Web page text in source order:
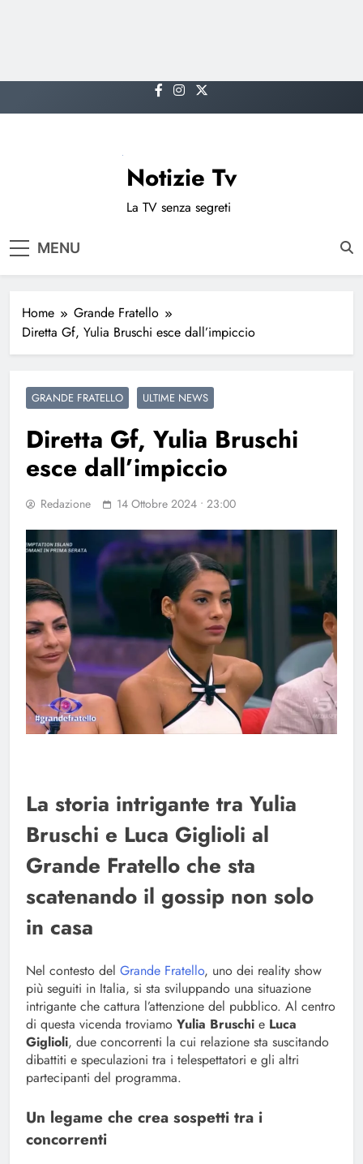
to
Notizie Tv
La TV senza segreti
MENU
Home
Grande Fratello
Diretta Gf, Yulia Bruschi esce dall’impiccio
GRANDE FRATELLO ULTIME NEWS
Diretta Gf, Yulia Bruschi
esce dall’impiccio
Redazione 14 Ottobre 2024 • 23:00
La storia intrigante tra Yulia
Bruschi e Luca Giglioli al
Grande Fratello che sta
scatenando il gossip non solo
in casa
Nel contesto del Grande Fratello, uno dei reality show
più seguiti in Italia, si sta sviluppando una situazione
intrigante che cattura l’attenzione del pubblico. Al centro
di questa vicenda troviamo Yulia Bruschi e Luca
Giglioli, due concorrenti la cui relazione sta suscitando
dibattiti e speculazioni tra i telespettatori e gli altri
partecipanti del programma.
Un legame che crea sospetti tra i
concorrenti